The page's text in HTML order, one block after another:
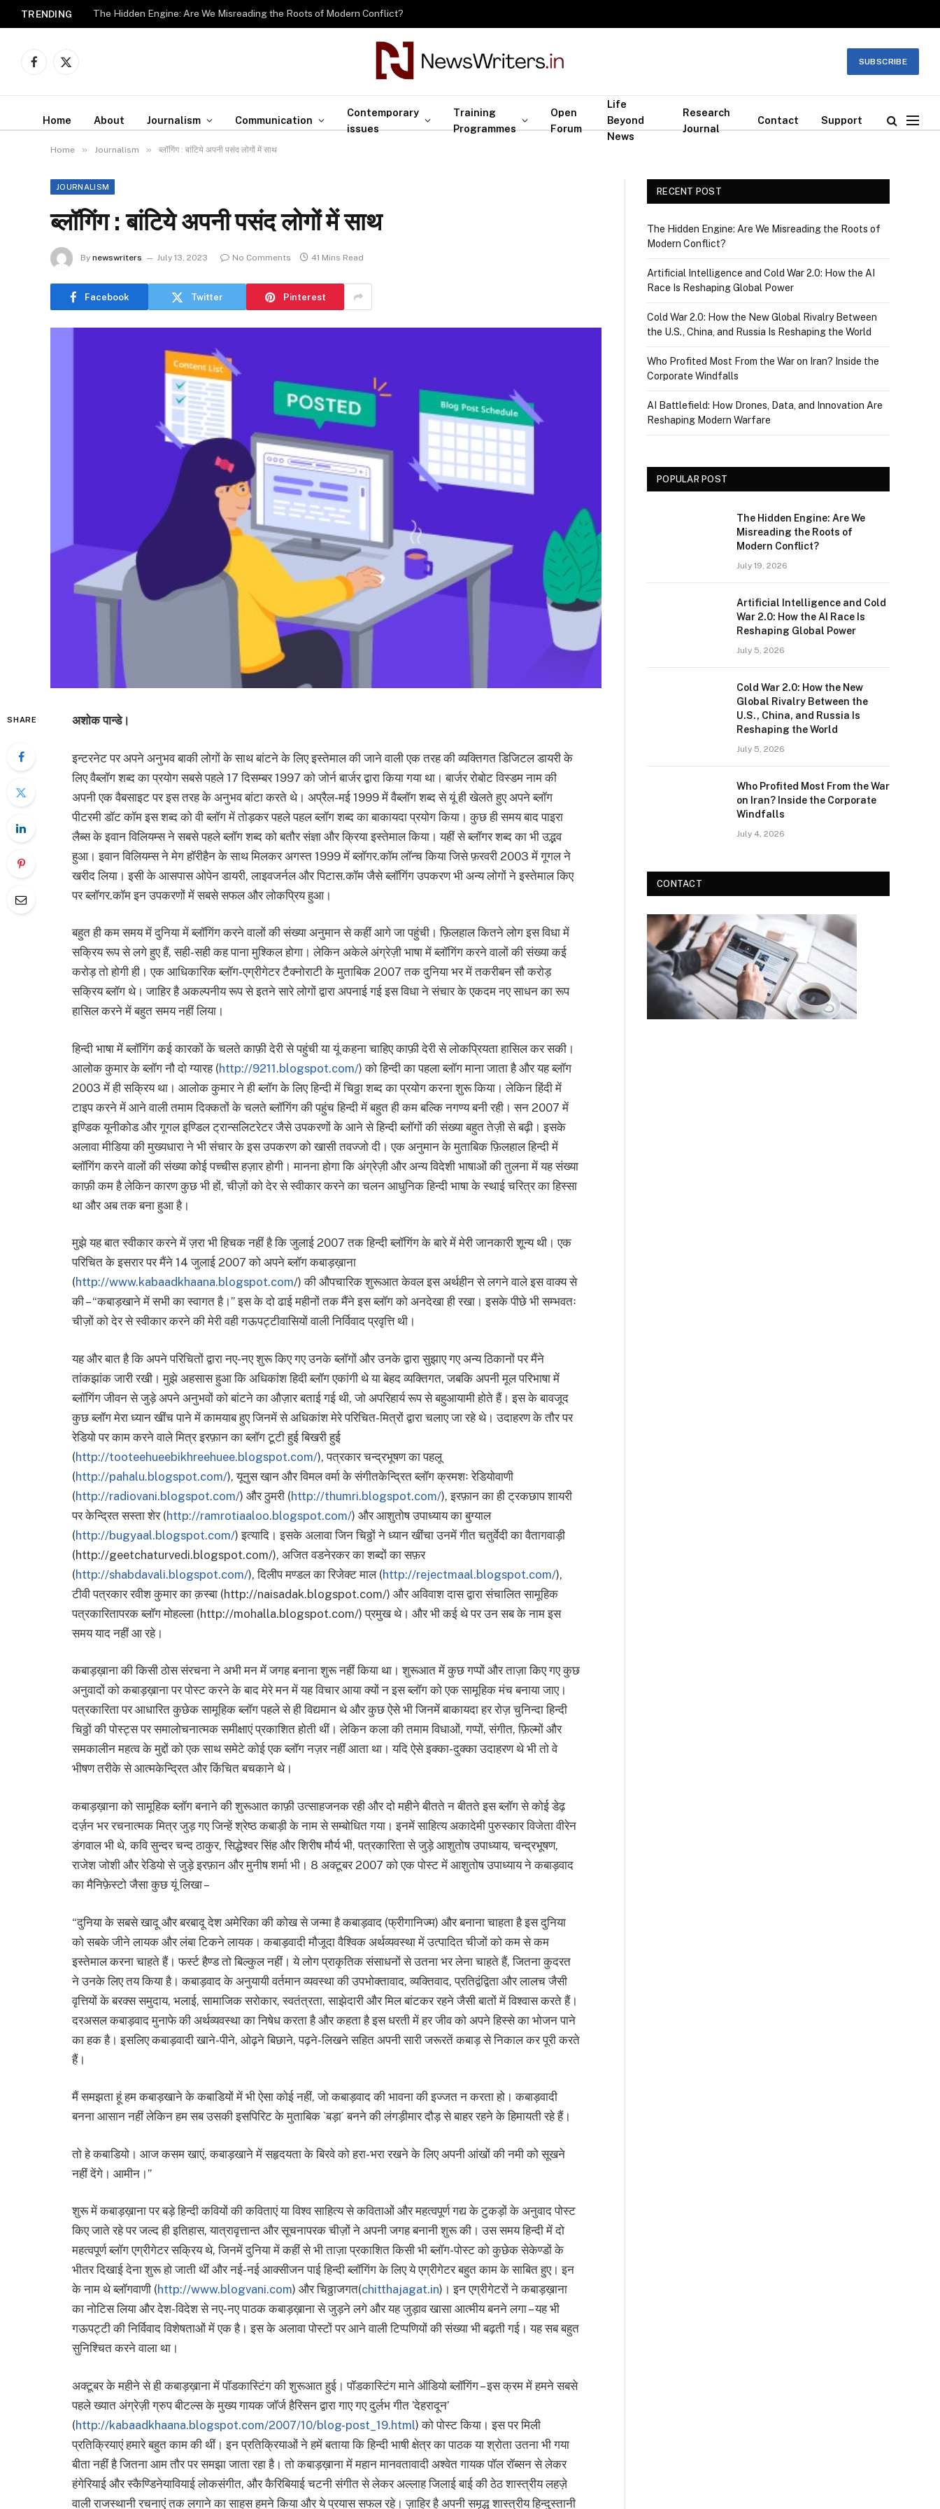
TRENDING The Hidden Engine: Are We Misreading the Roots of Modern Conflict?
Facebook
X
SUBSCRIBE
Home About Journalism Communication
Contemporary
issues
Training
Programmes
Open
Forum
Life
Beyond
News
Research
Journal
Contact Support
Home » Journalism » ब्लॉगिंग : बांटिये अपनी पसंद लोगों में साथ
JOURNALISM
ब्लॉगिंग : बांटिये अपनी पसंद लोगों में साथ
By newswriters July 13, 2023 No Comments 41 Mins Read
Facebook Twitter Pinterest
SHARE अशोक पान्डे।
इन्टरनेट पर अपने अनुभव बाकी लोगों के साथ बांटने के लिए इस्तेमाल की जाने वाली एक तरह की व्यक्तिगत डिजिटल डायरी के
लिए वैब्लॉग शब्द का प्रयोग सबसे पहले 17 दिसम्बर 1997 को जोर्न बार्जर द्वारा किया गया था। बार्जर रोबोट विस्डम नाम की
अपनी एक वैबसाइट पर इस तरह के अनुभव बांटा करते थे। अप्रैल-मई 1999 में वैब्लॉग शब्द से यूं ही खेलते हुए अपने ब्लॉग
पीटरमी डॉट कॉम इस शब्द को वी ब्लॉग में तोड़कर पहले पहल ब्लॉग शब्द का बाकायदा प्रयोग किया। कुछ ही समय बाद पाइरा
लैब्स के इवान विलियम्स ने सबसे पहले ब्लॉग शब्द को बतौर संज्ञा और क्रिया इस्तेमाल किया। यहीं से ब्लॉगर शब्द का भी उद्भव
हुआ। इवान विलियम्स ने मेग हॉरीहैन के साथ मिलकर अगस्त 1999 में ब्लॉगर.कॉम लॉन्च किया जिसे फ़रवरी 2003 में गूगल ने
खरीद लिया। इसी के आसपास ओपेन डायरी, लाइवजर्नल और पिटास.कॉम जैसे ब्लॉगिंग उपकरण भी अन्य लोगों ने इस्तेमाल किए
पर ब्लॉगर.कॉम इन उपकरणों में सबसे सफल और लोकप्रिय हुआ।
बहुत ही कम समय में दुनिया में ब्लॉगिंग करने वालों की संख्या अनुमान से कहीं आगे जा पहुंची। फ़िलहाल कितने लोग इस विधा में
सक्रिय रूप से लगे हुए हैं, सही-सही कह पाना मुश्किल होगा। लेकिन अकेले अंग्रेज़ी भाषा में ब्लॉगिंग करने वालों की संख्या कई
करोड़ तो होगी ही। एक आधिकारिक ब्लॉग-एग्रीगेटर टैक्नोराटी के मुताबिक 2007 तक दुनिया भर में तकरीबन सौ करोड़
सक्रिय ब्लॉग थे। जाहिर है अकल्पनीय रूप से इतने सारे लोगों द्वारा अपनाई गई इस विधा ने संचार के एकदम नए साधन का रूप
हासिल करने में बहुत समय नहीं लिया।
हिन्दी भाषा में ब्लॉगिंग कई कारकों के चलते काफ़ी देरी से पहुंची या यूं कहना चाहिए काफ़ी देरी से लोकप्रियता हासिल कर सकी।
आलोक कुमार के ब्लॉग नौ दो ग्यारह (http://9211.blogspot.com/) को हिन्दी का पहला ब्लॉग माना जाता है और यह ब्लॉग
2003 में ही सक्रिय था। आलोक कुमार ने ही ब्लॉग के लिए हिन्दी में चिठ्ठा शब्द का प्रयोग करना शुरू किया। लेकिन हिंदी में
टाइप करने में आने वाली तमाम दिक्कतों के चलते ब्लॉगिंग की पहुंच हिन्दी में बहुत ही कम बल्कि नगण्य बनी रही। सन 2007 में
इण्डिक यूनीकोड और गूगल इण्डिल ट्रान्सलिटरेटर जैसे उपकरणों के आने से हिन्दी ब्लॉगों की संख्या बहुत तेज़ी से बढ़ी। इसके
अलावा मीडिया की मुख्यधारा ने भी संचार के इस उपकरण को खासी तवज्जो दी। एक अनुमान के मुताबिक फ़िलहाल हिन्दी में
ब्लॉगिंग करने वालों की संख्या कोई पच्चीस हज़ार होगी। मानना होगा कि अंग्रेज़ी और अन्य विदेशी भाषाओं की तुलना में यह संख्या
काफ़ी कम है लेकिन कारण कुछ भी हों, चीज़ों को देर से स्वीकार करने का चलन आधुनिक हिन्दी भाषा के स्थाई चरित्र का हिस्सा
था और अब तक बना हुआ है।
मुझे यह बात स्वीकार करने में ज़रा भी हिचक नहीं है कि जुलाई 2007 तक हिन्दी ब्लॉगिंग के बारे में मेरी जानकारी शून्य थी। एक
परिचित के इसरार पर मैंने 14 जुलाई 2007 को अपने ब्लॉग कबाड़ख़ाना
(http://www.kabaadkhaana.blogspot.com/) की औपचारिक शुरूआत केवल इस अर्थहीन से लगने वाले इस वाक्य से
की – “कबाड़खाने में सभी का स्वागत है।” इस के दो ढाई महीनों तक मैंने इस ब्लॉग को अनदेखा ही रखा। इसके पीछे भी सम्भवतः
चीज़ों को देर से स्वीकार करने की मेरी वही गऊपट्टीवासियों वाली निर्विवाद प्रवृत्ति थी।
यह और बात है कि अपने परिचितों द्वारा नए-नए शुरू किए गए उनके ब्लॉगों और उनके द्वारा सुझाए गए अन्य ठिकानों पर मैंने
तांकझांक जारी रखी। मुझे अहसास हुआ कि अधिकांश हिदी ब्लॉग एकांगी थे या बेहद व्यक्तिगत, जबकि अपनी मूल परिभाषा में
ब्लॉगिंग जीवन से जुड़े अपने अनुभवों को बांटने का औज़ार बताई गई थी, जो अपरिहार्य रूप से बहुआयामी होते हैं। इस के बावजूद
कुछ ब्लॉग मेरा ध्यान खींच पाने में कामयाब हुए जिनमें से अधिकांश मेरे परिचित-मित्रों द्वारा चलाए जा रहे थे। उदाहरण के तौर पर
रेडियो पर काम करने वाले मित्र इरफ़ान का ब्लॉग टूटी हुई बिखरी हुई
(http://tooteehueebikhreehuee.blogspot.com/), पत्रकार चन्द्रभूषण का पहलू
(http://pahalu.blogspot.com/), यूनुस खा़न और विमल वर्मा के संगीतकेन्द्रित ब्लॉग क्रमशः रेडियोवाणी
(http://radiovani.blogspot.com/) और ठुमरी (http://thumri.blogspot.com/), इरफ़ान का ही ट्रकछाप शायरी
पर केन्द्रित सस्ता शेर (http://ramrotiaaloo.blogspot.com/) और आशुतोष उपाध्याय का बुग्याल
(http://bugyaal.blogspot.com/) इत्यादि। इसके अलावा जिन चिठ्ठों ने ध्यान खींचा उनमें गीत चतुर्वेदी का वैतागवाड़ी
(http://geetchaturvedi.blogspot.com/), अजित वडनेरकर का शब्दों का सफ़र
(http://shabdavali.blogspot.com/), दिलीप मण्डल का रिजेक्ट माल (http://rejectmaal.blogspot.com/),
टीवी पत्रकार रवीश कुमार का क़स्बा (http://naisadak.blogspot.com/) और अविवाश दास द्वारा संचालित सामूहिक
पत्रकारितापरक ब्लॉग मोहल्ला (http://mohalla.blogspot.com/) प्रमुख थे। और भी कई थे पर उन सब के नाम इस
समय याद नहीं आ रहे।
कबाड़ख़ाना की किसी ठोस संरचना ने अभी मन में जगह बनाना शुरू नहीं किया था। शुरूआत में कुछ गप्पों और ताज़ा किए गए कुछ
अनुवादों को कबाड़ख़ाना पर पोस्ट करने के बाद मेरे मन में यह विचार आया क्यों न इस ब्लॉग को एक सामूहिक मंच बनाया जाए।
पत्रकारिता पर आधारित कुछेक सामूहिक ब्लॉग पहले से ही विद्यमान थे और कुछ ऐसे भी जिनमें बाकायदा हर रोज़ चुनिन्दा हिन्दी
चिठ्ठों की पोस्ट्स पर समालोचनात्मक समीक्षाएं प्रकाशित होती थीं। लेकिन कला की तमाम विधाओं, गप्पों, संगीत, फ़िल्मों और
समकालीन महत्व के मुद्दों को एक साथ समेटे कोई एक ब्लॉग नज़र नहीं आता था। यदि ऐसे इक्का-दुक्का उदाहरण थे भी तो वे
भीषण तरीके से आत्मकेन्द्रित और किंचित बचकाने थे।
कबाड़ख़ाना को सामूहिक ब्लॉग बनाने की शुरूआत काफ़ी उत्साहजनक रही और दो महीने बीतते न बीतते इस ब्लॉग से कोई डेढ़
दर्ज़न भर रचनात्मक मित्र जुड़ गए जिन्हें श्रेष्ठ कबाड़ी के नाम से सम्बोधित गया। इनमें साहित्य अकादेमी पुरुस्कार विजेता वीरेन
डंगवाल भी थे, कवि सुन्दर चन्द ठाकुर, सिद्धेश्वर सिंह और शिरीष मौर्य भी, पत्रकारिता से जुड़े आशुतोष उपाध्याय, चन्द्रभूषण,
राजेश जोशी और रेडियो से जुड़े इरफ़ान और मुनीष शर्मा भी। 8 अक्टूबर 2007 को एक पोस्ट में आशुतोष उपाध्याय ने कबाड़वाद
का मैनिफ़ेस्टो जैसा कुछ यूं लिखा –
“दुनिया के सबसे खादू और बरबादू देश अमेरिका की कोख से जन्मा है कबाड़वाद (फ्रीगानिज्म) और बनाना चाहता है इस दुनिया
को सबके जीने लायक और लंबा टिकने लायक। कबाड़वादी मौजूदा वैश्विक अर्थव्यवस्था में उत्पादित चीजों को कम से कम
इस्तेमाल करना चाहते हैं। फर्स्ट हैण्ड तो बिल्कुल नहीं। ये लोग प्राकृतिक संसाधनों से उतना भर लेना चाहते हैं, जितना कुदरत
ने उनके लिए तय किया है। कबाड़वाद के अनुयायी वर्तमान व्यवस्था की उपभोक्तावाद, व्यक्तिवाद, प्रतिद्वंद्विता और लालच जैसी
वृत्तियों के बरक्स समुदाय, भलाई, सामाजिक सरोकार, स्वतंत्रता, साझेदारी और मिल बांटकर रहने जैसी बातों में विश्वास करते हैं।
दरअसल कबाड़वाद मुनाफे की अर्थव्यवस्था का निषेध करता है और कहता है इस धरती में हर जीव को अपने हिस्से का भोजन पाने
का हक है। इसलिए कबाड़वादी खाने-पीने, ओढ़ने बिछाने, पढ़ने-लिखने सहित अपनी सारी जरूरतें कबाड़ से निकाल कर पूरी करते
हैं।
मैं समझता हूं हम कबाड़खाने के कबाडियों में भी ऐसा कोई नहीं, जो कबाड़वाद की भावना की इज्जत न करता हो। कबाड़वादी
बनना आसान नहीं लेकिन हम सब उसकी इसपिरिट के मुताबिक `बड़ा´ बनने की लंगड़ीमार दौड़ से बाहर रहने के हिमायती रहे हैं।
तो हे कबाडियो। आज कसम खाएं, कबाड़खाने में सहृदयता के बिरवे को हरा-भरा रखने के लिए अपनी आंखों की नमी को सूखने
नहीं देंगे। आमीन।”
शुरू में कबाड़ख़ाना पर बड़े हिन्दी कवियों की कविताएं या विश्व साहित्य से कविताओं और महत्वपूर्ण गद्य के टुकड़ों के अनुवाद पोस्ट
किए जाते रहे पर जल्द ही इतिहास, यात्रावृत्तान्त और सूचनापरक चीज़ों ने अपनी जगह बनानी शुरू की। उस समय हिन्दी में दो
महत्वपूर्ण ब्लॉग एग्रीगेटर सक्रिय थे, जिनमें दुनिया में कहीं से भी ताज़ा प्रकाशित किसी भी ब्लॉग-पोस्ट को कुछेक सेकेण्डों के
भीतर दिखाई देना शुरू हो जाती थीं और नई-नई आक्सीजन पाई हिन्दी ब्लॉगिंग के लिए ये एग्रीगेटर बहुत काम के साबित हुए। इन
के नाम थे ब्लॉगवाणी (http://www.blogvani.com) और चिठ्ठाजगत(chitthajagat.in)। इन एग्रीगेटरों ने कबाड़ख़ाना
का नोटिस लिया और देश-विदेश से नए-नए पाठक कबाड़ख़ाना से जुड़ने लगे और यह जुड़ाव खासा आत्मीय बनने लगा – यह भी
गऊपट्टी की निर्विवाद विशेषताओं में एक है। इस के अलावा पोस्टों पर आने वाली टिप्पणियों की संख्या भी बढ़ती गई। यह सब बहुत
सुनिश्चित करने वाला था।
अक्टूबर के महीने से ही कबाड़ख़ाना में पॉडकास्टिंग की शुरूआत हुई। पॉडकास्टिंग माने ऑडियो ब्लॉगिंग – इस क्रम में हमने सबसे
पहले ख्यात अंग्रेज़ी ग्रुप बीटल्स के मुख्य गायक जॉर्ज हैरिसन द्वारा गाए गए दुर्लभ गीत ’देहरादून’
(http://kabaadkhaana.blogspot.com/2007/10/blog-post_19.html) को पोस्ट किया। इस पर मिली
प्रतिक्रियाएं हमारे बहुत काम की थीं। इन प्रतिक्रियाओं ने हमें बताया कि हिन्दी भाषी क्षेत्र का पाठक या श्रोता उतना भी गया
बीता नहीं है जितना आम तौर पर समझा जाता रहा है। तो कबाड़ख़ाना में महान मानवतावादी अश्वेत गायक पॉल रॉब्सन से लेकर
हंगेरियाई और स्कैण्डिनेयावियाई लोकसंगीत, और कैरिबियाई चटनी संगीत से लेकर अल्लाह जिलाई बाई की ठेठ शास्त्रीय लहज़े
वाली राजस्थानी रचनाएं तक लगाने का साहस हमने किया और ये प्रयास सफल रहे। ज़ाहिर है अपनी समृद्ध शास्त्रीय हिन्दुस्तानी
RECENT POST
The Hidden Engine: Are We Misreading the Roots of
Modern Conflict?
Artificial Intelligence and Cold War 2.0: How the AI
Race Is Reshaping Global Power
Cold War 2.0: How the New Global Rivalry Between
the U.S., China, and Russia Is Reshaping the World
Who Profited Most From the War on Iran? Inside the
Corporate Windfalls
AI Battlefield: How Drones, Data, and Innovation Are
Reshaping Modern Warfare
POPULAR POST
The Hidden Engine: Are We
Misreading the Roots of
Modern Conflict?
July 19, 2026
Artificial Intelligence and Cold
War 2.0: How the AI Race Is
Reshaping Global Power
July 5, 2026
Cold War 2.0: How the New
Global Rivalry Between the
U.S., China, and Russia Is
Reshaping the World
July 5, 2026
Who Profited Most From the War
on Iran? Inside the Corporate
Windfalls
July 4, 2026
CONTACT